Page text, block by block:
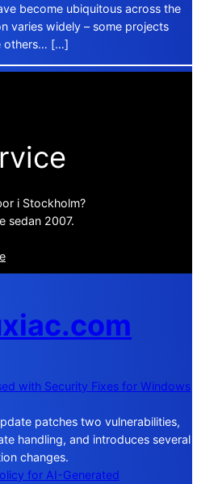
become ubiquitous across the
varies widely – some projects
others… […]
i Stockholm?
sedan 2007.
with Security Fixes for Windows
patches two vulnerabilities,
handling, and introduces several
changes.
for AI-Generated